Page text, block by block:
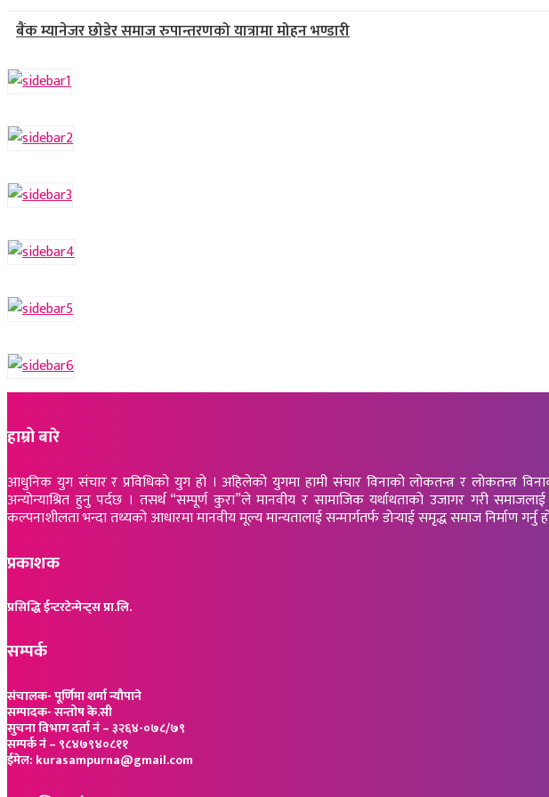
बैंक म्यानेजर छोडेर समाज रुपान्तरणको यात्रामा मोहन भण्डारी
हाम्रो बारे
आधुनिक युग संचार र प्रविधिको युग हो । अहिलेको युगमा हामी संचार विनाको लोकतन्त्र र लोकतन्त्र
अन्योन्याश्रित हुनु पर्दछ । तसर्थ “सम्पूर्ण कुरा”ले मानवीय र सामाजिक यर्थाथताको उजागर गरी
कल्पनाशीलता भन्दा तथ्यको आधारमा मानवीय मूल्य मान्यतालाई सन्मार्गतर्फ डोर्‍याई समृद्ध समाज निर्माण
प्रकाशक
प्रसिद्धि ईन्टरटेन्मेन्ट्स प्रा.लि.
सम्पर्क
संचालक- पूर्णिमा शर्मा न्यौपाने
सम्पादक- सन्तोष के.सी
सुचना विभाग दर्ता नं – ३२६४-०७८/७९
सम्पर्क नं – ९८४७९४०८११
ईमेल: kurasampurna@gmail.com